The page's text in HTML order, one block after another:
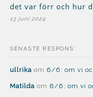
det var förr och hur
13 juni 2024
SENASTE RESPONS:
ullrika om 6/6: om vi
Matilda om 6/6: om vi